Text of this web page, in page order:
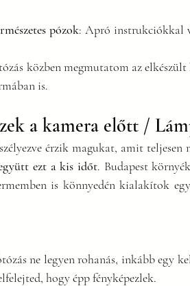
pózok: Apró instrukciókkal
közben megmutatom az
is.
a kamera előtt /
érzik magukat, amit teljesen
ezt a kis időt. Budapest
is könnyedén kialakítok
ne legyen rohanás, inkább egy
hogy épp fényképezlek.